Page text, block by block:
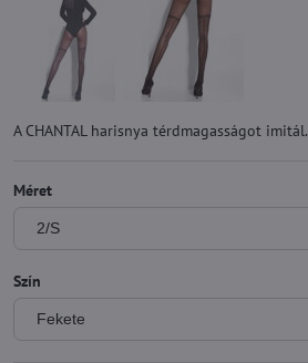
A CHANTAL harisnya térdmagasságot imitál.
Méret
Szín